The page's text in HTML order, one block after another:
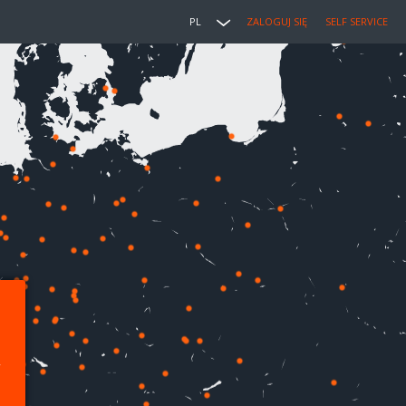
PL ZALOGUJ SIĘ SELF SERVICE